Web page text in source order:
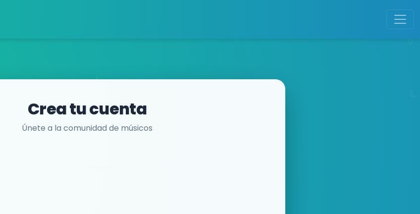
Crea tu cuenta
Únete a la comunidad de músicos